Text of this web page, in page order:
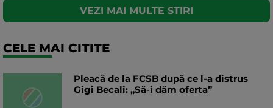
VEZI MAI MULTE STIRI
CELE MAI CITITE
Pleacă de la FCSB după ce l-a distrus
Gigi Becali: „Să-i dăm oferta”